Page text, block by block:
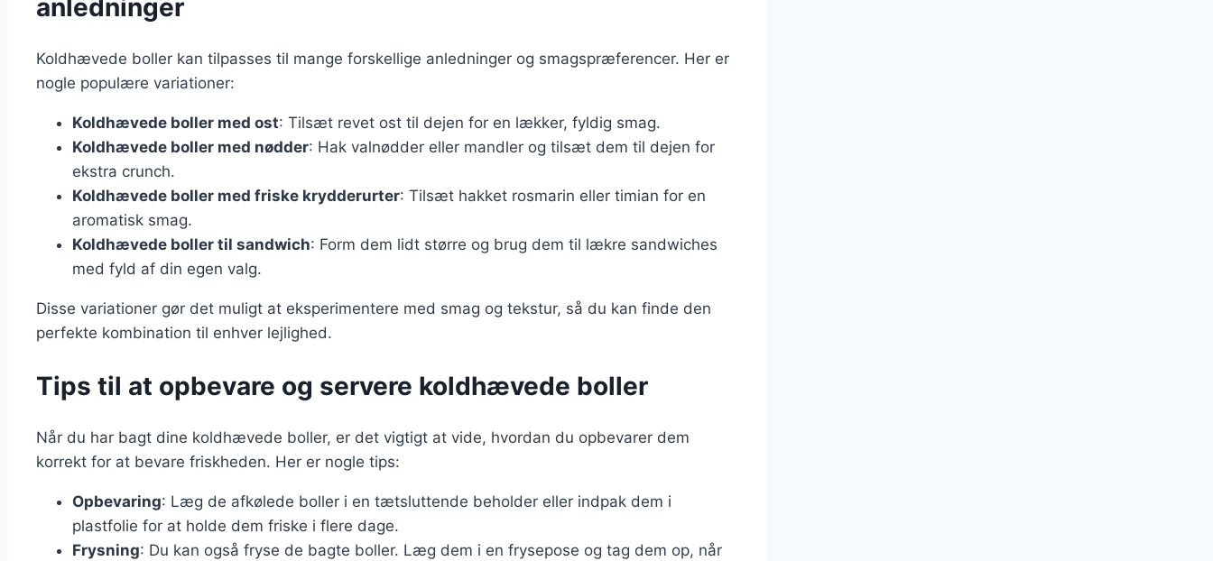
anledninger
Koldhævede boller kan tilpasses til mange forskellige anledninger og smagspræferencer. Her er
nogle populære variationer:
Koldhævede boller med ost: Tilsæt revet ost til dejen for en lækker, fyldig smag.
Koldhævede boller med nødder: Hak valnødder eller mandler og tilsæt dem til dejen for
ekstra crunch.
Koldhævede boller med friske krydderurter: Tilsæt hakket rosmarin eller timian for en
aromatisk smag.
Koldhævede boller til sandwich: Form dem lidt større og brug dem til lækre sandwiches
med fyld af din egen valg.
Disse variationer gør det muligt at eksperimentere med smag og tekstur, så du kan finde den
perfekte kombination til enhver lejlighed.
Tips til at opbevare og servere koldhævede boller
Når du har bagt dine koldhævede boller, er det vigtigt at vide, hvordan du opbevarer dem
korrekt for at bevare friskheden. Her er nogle tips:
Opbevaring: Læg de afkølede boller i en tætsluttende beholder eller indpak dem i
plastfolie for at holde dem friske i flere dage.
Frysning: Du kan også fryse de bagte boller. Læg dem i en frysepose og tag dem op, når